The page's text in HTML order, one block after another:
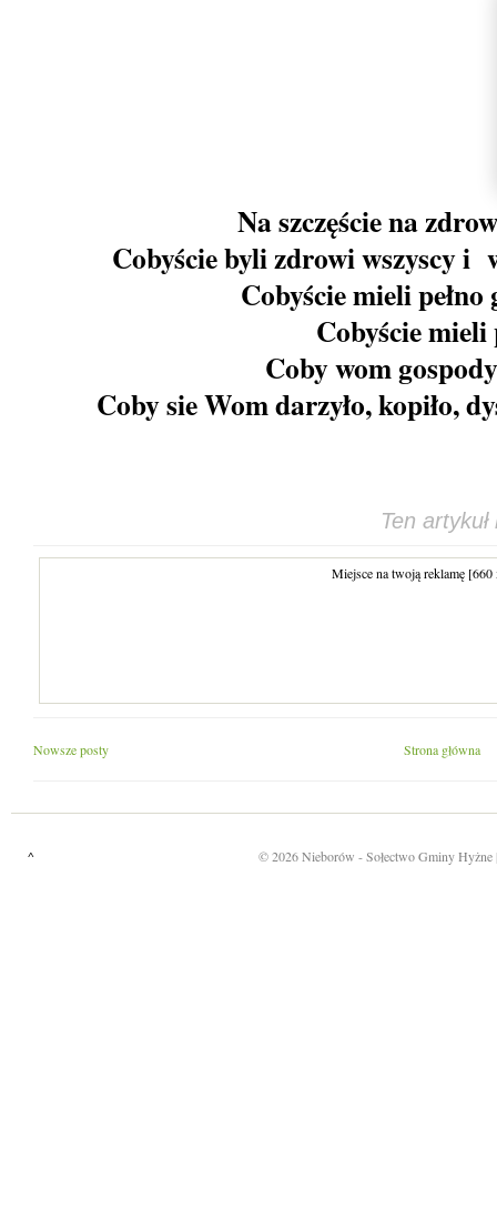
Na szczęście na
Cobyście byli zdrowi wszyscy i
Cobyście mieli pełno
Cobyście mieli
Coby wom
Coby sie Wom darzyło, kopiło,
Ten
Miejsce na twoją reklamę
Nowsze posty Strona główna
©2026Nieborów - Sołectwo Gminy
^